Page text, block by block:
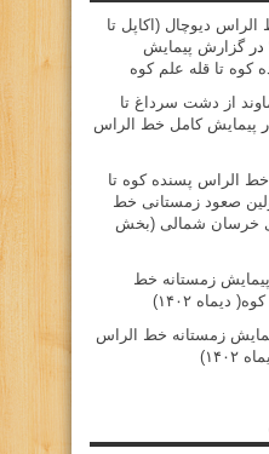
ديوچال (اكاپل تا
درگزارش پیمایش
تا قله علم کوه
از دشت سرداغ تا
پیمایش کامل خط الراس
الراس پسنده کوه تا
صعود زمستانی خط
ی خرسان شمالی (بخش
زمستانه خط
۱۴۰۲)
زمستانه خط الراس